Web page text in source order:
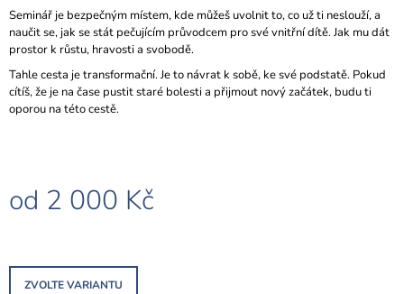
Seminář je bezpečným místem, kde můžeš uvolnit to, co už ti neslouží, a
naučit se, jak se stát pečujícím průvodcem pro své vnitřní dítě. Jak mu dát
prostor k růstu, hravosti a svobodě.
Tahle cesta je transformační. Je to návrat k sobě, ke své podstatě. Pokud
cítíš, že je na čase pustit staré bolesti a přijmout nový začátek, budu ti
oporou na této cestě.
od 2 000 Kč
ZVOLTE VARIANTU
PROHLUBUJÍCÍ
KONSTELAČNÍ
VÝCVIK
2024/2026
-
2.